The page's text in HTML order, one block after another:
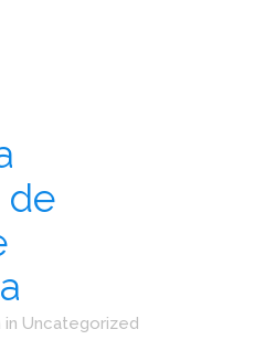
de
in Uncategorized